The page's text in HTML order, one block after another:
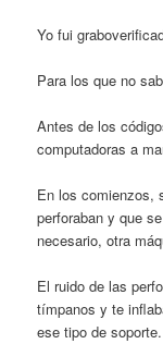
Yo fui
Para los que no
Antes de los
computadoras a
En los comienzos,
perforaban y que
necesario, otra
El ruido de las
tímpanos y te
ese tipo de soporte.